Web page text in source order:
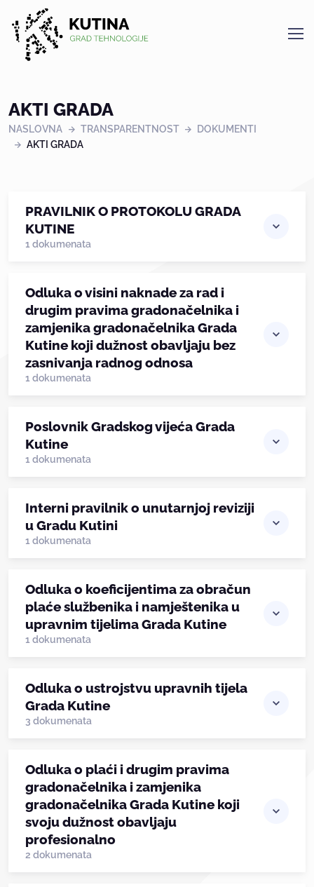
Kutina
AKTI GRADA
NASLOVNA TRANSPARENTNOST
DOKUMENTI
AKTI GRADA
PRAVILNIK O PROTOKOLU GRADA
KUTINE
1 dokumenata
Odluka o visini naknade za rad i
drugim pravima gradonačelnika i
zamjenika gradonačelnika Grada
Kutine koji dužnost obavljaju bez
zasnivanja radnog odnosa
1 dokumenata
Poslovnik Gradskog vijeća Grada
Kutine
1 dokumenata
Interni pravilnik o unutarnjoj reviziji
u Gradu Kutini
1 dokumenata
Odluka o koeficijentima za obračun
plaće službenika i namještenika u
upravnim tijelima Grada Kutine
1 dokumenata
Odluka o ustrojstvu upravnih tijela
Grada Kutine
3 dokumenata
Odluka o plaći i drugim pravima
gradonačelnika i zamjenika
gradonačelnika Grada Kutine koji
svoju dužnost obavljaju
profesionalno
2 dokumenata